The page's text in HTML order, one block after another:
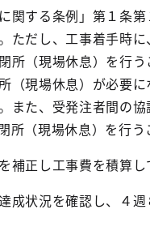
関する条例」第１条
ただし、工事着手時
所（現場休息）を行
（現場休息）が必要
また、受発注者間の
所（現場休息）を行う
正し工事費を積算し
成状況を確認し、４